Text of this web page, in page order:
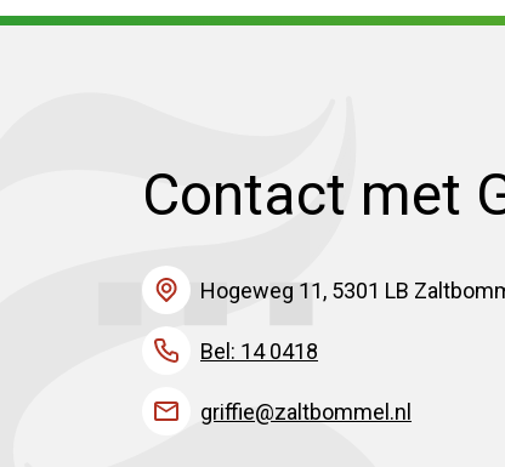
Contact met
Hogeweg 11, 5301 LB
Bel: 14 0418
griffie@zaltbommel.nl